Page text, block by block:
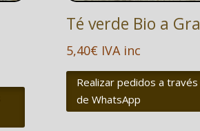
Té verde Bio a
5,40€ IVA inc
Realizar pedidos a través
de WhatsApp